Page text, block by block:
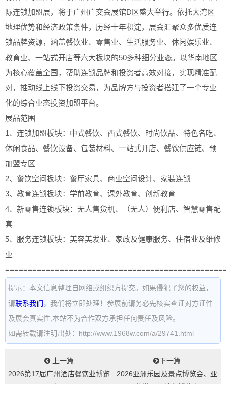
际连锁加盟展，将于广州广交会展馆D区盛大举行。依托大湾区
地理优势和经济政策条件，历经十年积淀，展会汇聚众多优质连
锁品牌资源，涵盖餐饮业、零售业、生活服务业、休闲娱乐业、
教育业、一站式开店等六大板块的50多种细分业态。以华南地区
为核心覆盖全国，帮助连锁品牌和投资者高效对接，实现精准配
对，推动线上线下投资交易，为品牌方与投资者搭建了一个专业
化的综合业态投资加盟平台。
展品范围
1、连锁加盟板块：中式餐饮、西式餐饮、时尚饮品、特色名吃、
休闲食品、餐饮设备、包装材料、一站式开店、餐饮供应链、预
加盟专区
2、餐饮空间板块：餐厅家具、商业空间设计、家装连锁
3、教育连锁板块：学前教育、课外教育、创新教育
4、新零售连锁板块：无人售货机、（无人）便利店、智慧零售配
套
5、服务连锁板块：美容美发业、家政及健康服务、住宿业及维修
业
提示：本文信息整理自网络或组织方提交。如果侵犯了您的权益，
请联系我们 ，我们将立即处理！参展前请务必先核实查证对方证件
及展会真实性,本站不为合作双方承担任何责任及风险。
如需转载请注明出处：http://www.1968w.com/a/29741.html
上一篇
2026第17届广州酒店餐饮业博览
下一篇
2026亚洲乐园及景点博览会、亚